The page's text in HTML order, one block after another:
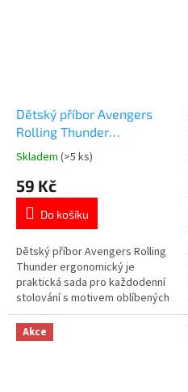
Dětský příbor Avengers
Rolling Thunder
ergonomický – lžíce a
Průměrné
produktu
5,0
5
hvězdiček.
Skladem (>5 ks)
59 Kč
Do košíku
Dětský příbor Avengers Rolling
Thunder ergonomický je
praktická sada pro každodenní
stolování s motivem oblíbených
superhrdinů. ✓ ergonomický
tvar pro malé ruce ✓ bezpečný
plast bez BPA ✓ oficiální licence
Akce